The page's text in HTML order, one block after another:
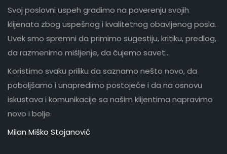
Svoj poslovni uspeh gradimo na poverenju svojih
klijenata zbog uspešnog i kvalitetnog obavljenog posla.
Uvek smo spremni da primimo sugestiju, kritiku, predlog,
da razmenimo mišljenje, da čujemo savet...
Koristimo svaku priliku da saznamo nešto novo, da
poboljšamo i unapredimo postojeće i da na osnovu
iskustava i komunikacije sa našim klijentima napravimo
novo i bolje.
Milan Miško Stojanović